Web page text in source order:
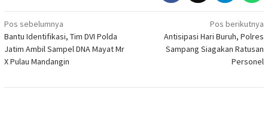
Navigasi
pos
Pos sebelumnya
Bantu Identifikasi, Tim DVI Polda
Jatim Ambil Sampel DNA Mayat Mr
X Pulau Mandangin
Pos berikutnya
Antisipasi Hari Buruh, Polres
Sampang Siagakan Ratusan
Personel